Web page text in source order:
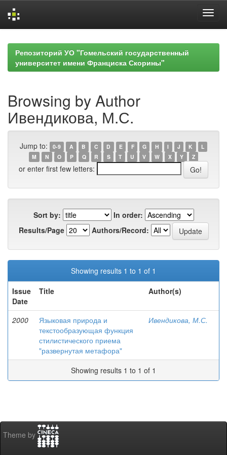
navigationРепозиторий УО "Гомельский государственный
университет имени Франциска Скорины"
Browsing by Author
Ивендикова, М.С.
Jump to: 0-9 A B C D E F G H I J K
L
M
N O P Q R S T U V W X Y Z
or enter first few letters:
Sort by:
In order:
Results/Page
Authors/Record:
Showing results 1 to 1 of 1
Issue
Date
Title Author(s)
2000
Языковая природа и
текстообразующая функция
стилистического приема
"развернутая метафора"
Ивендикова, М.С.
Showing results 1 to 1 of 1
Theme by